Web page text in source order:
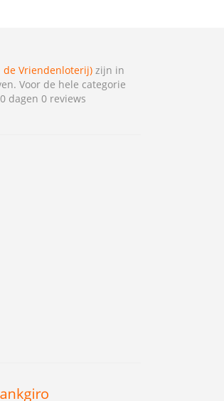
Vriendenloterij)zijn in
Voor de hele categorie
dagen 0 reviews